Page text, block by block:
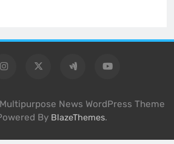
News WordPress Theme
By BlazeThemes.